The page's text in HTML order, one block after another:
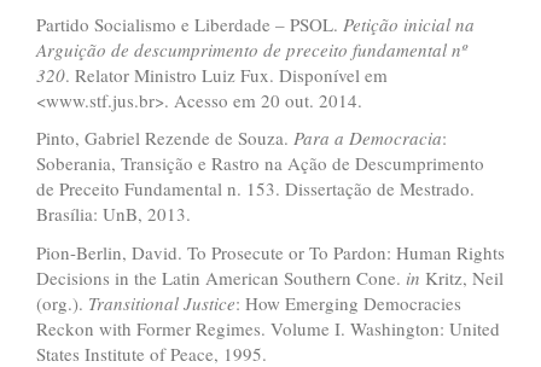
Partido Socialismo e Liberdade – PSOL. Petição inicial na
Arguição de descumprimento de preceito fundamental nº
320. Relator Ministro Luiz Fux. Disponível em
<www.stf.jus.br>. Acesso em 20 out. 2014.
Pinto, Gabriel Rezende de Souza. Para a Democracia:
Soberania, Transição e Rastro na Ação de Descumprimento
de Preceito Fundamental n. 153. Dissertação de Mestrado.
Brasília: UnB, 2013.
Pion-Berlin, David. To Prosecute or To Pardon: Human Rights
Decisions in the Latin American Southern Cone. in Kritz, Neil
(org.). Transitional Justice: How Emerging Democracies
Reckon with Former Regimes. Volume I. Washington: United
States Institute of Peace, 1995.